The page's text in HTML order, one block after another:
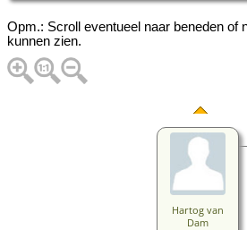
Opm.: Scroll eventueel naar beneden of
kunnen zien.
Hartog van
Dam